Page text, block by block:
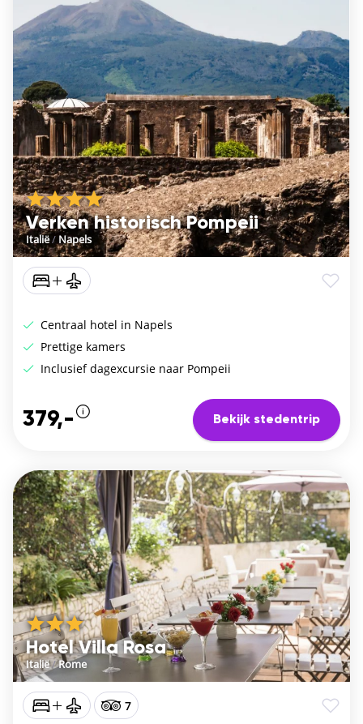
Verken historisch Pompeii
Italië/ Napels
Centraal hotel in Napels
Prettige kamers
Inclusief dagexcursie naar Pompeii
379,- Bekijk stedentrip
Hotel Villa Rosa
Italië/Rome
7